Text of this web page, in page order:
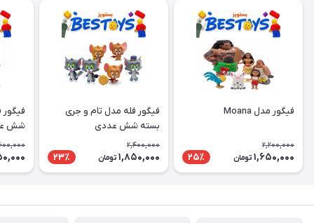
فیگور مدل Moana
2,200,000
1,650,000 تومان 25٪
فیگور فله مدل تام و جری
بسته شش عددی
2,400,000
1,850,000 تومان 23٪
فیگور
شش